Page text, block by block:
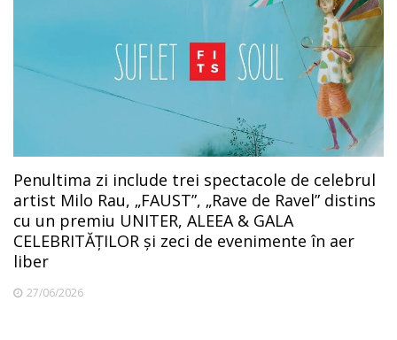
Penultima zi include trei spectacole de celebrul
artist Milo Rau, „FAUST”, „Rave de Ravel” distins
cu un premiu UNITER, ALEEA & GALA
CELEBRITĂȚILOR și zeci de evenimente în aer
liber
27/06/2026